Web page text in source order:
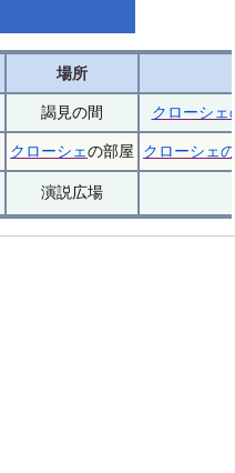
場所
謁見の間 クローシェ
クローシェの部屋 クローシェ
演説広場